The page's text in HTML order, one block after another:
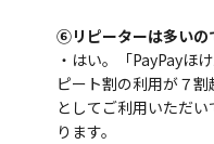
⑥リピーターは多いの
・はい。「PayPayほ
ピート割の利用が７
としてご利用いただ
ります。